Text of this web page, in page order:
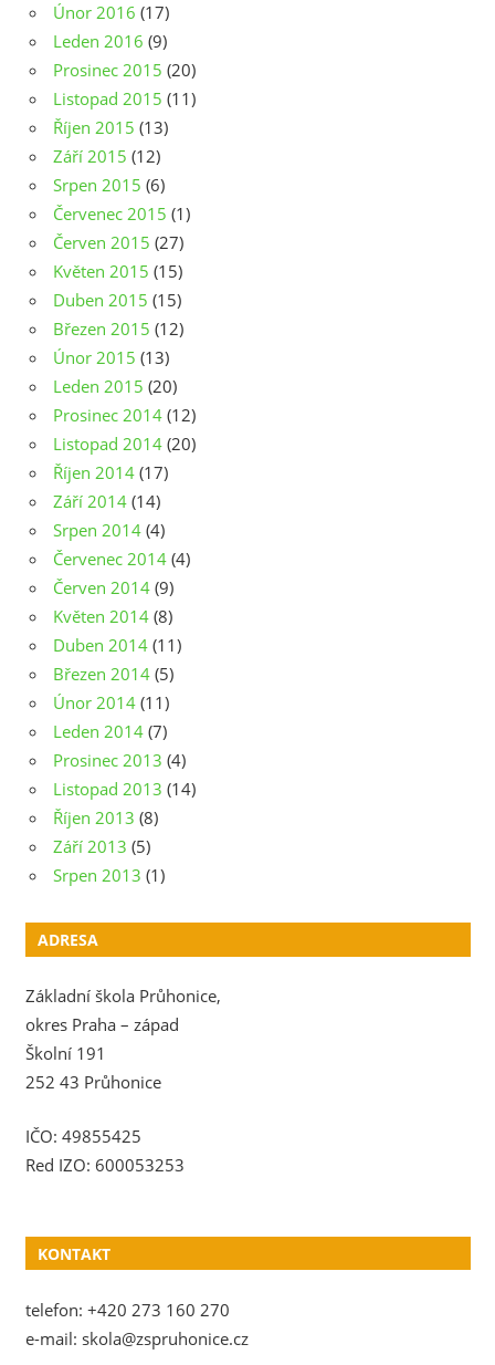
Únor 2016 (17)
Leden 2016 (9)
Prosinec 2015 (20)
Listopad 2015 (11)
Říjen 2015 (13)
Září 2015 (12)
Srpen 2015 (6)
Červenec 2015 (1)
Červen 2015 (27)
Květen 2015 (15)
Duben 2015 (15)
Březen 2015 (12)
Únor 2015 (13)
Leden 2015 (20)
Prosinec 2014 (12)
Listopad 2014 (20)
Říjen 2014 (17)
Září 2014 (14)
Srpen 2014 (4)
Červenec 2014 (4)
Červen 2014 (9)
Květen 2014 (8)
Duben 2014 (11)
Březen 2014 (5)
Únor 2014 (11)
Leden 2014 (7)
Prosinec 2013 (4)
Listopad 2013 (14)
Říjen 2013 (8)
Září 2013 (5)
Srpen 2013 (1)
ADRESA
Základní škola Průhonice,
okres Praha – západ
Školní 191
252 43 Průhonice
IČO: 49855425
Red IZO: 600053253
KONTAKT
telefon: +420 273 160 270
e-mail: skola@zspruhonice.cz